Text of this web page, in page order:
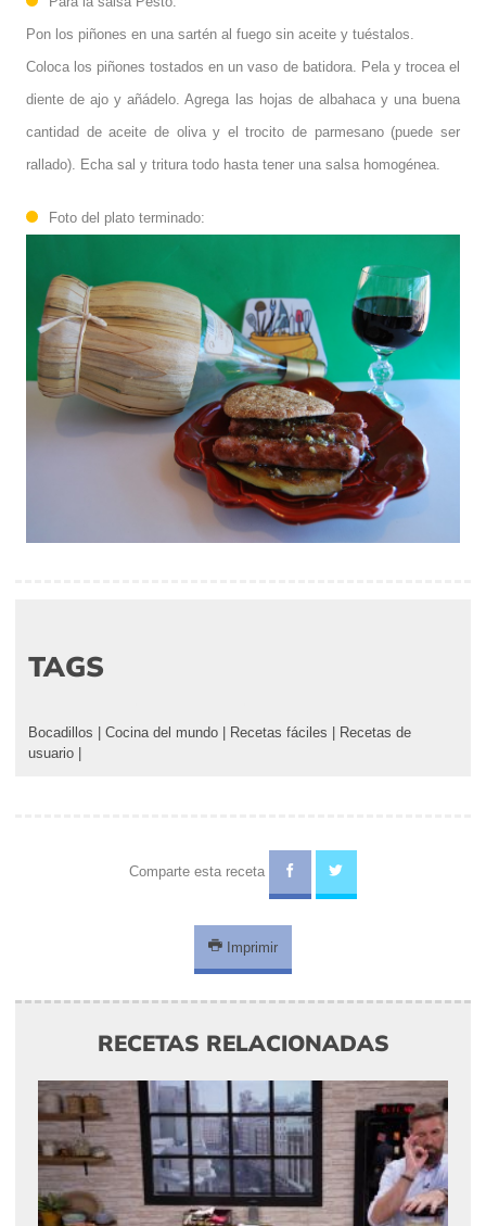
Pon los piñones en una sartén al fuego sin aceite y tuéstalos.
Coloca los piñones tostados en un vaso de batidora. Pela y trocea el
diente de ajo y añádelo. Agrega las hojas de albahaca y una buena
cantidad de aceite de oliva y el trocito de parmesano (puede ser
rallado). Echa sal y tritura todo hasta tener una salsa homogénea.
Foto del plato terminado:
TAGS
Bocadillos Cocina del mundo Recetas fáciles
Recetas de
usuario
Comparte esta receta
Imprimir
RECETAS RELACIONADAS